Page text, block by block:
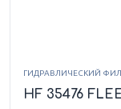
ГИДРАВЛИЧЕСКИЙ
HF 35476